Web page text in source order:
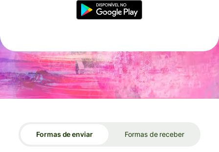
Formas de enviar Formas de receber